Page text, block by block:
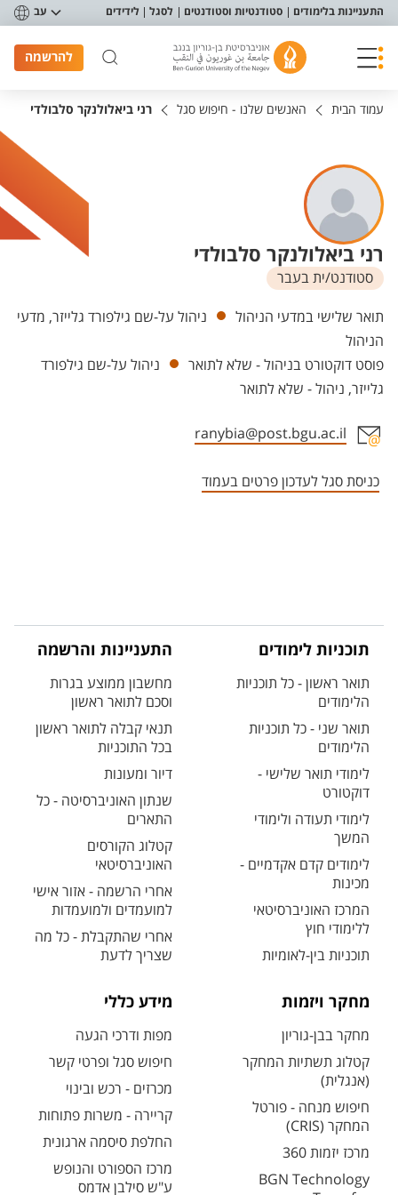
תפריט נגישות
התעניינות בלימודים סטודנטיות וסטודנטים לסגל לידידים עב
להרשמה
עמוד הבית האנשים שלנו - חיפוש סגל רני ביאלולנקר סלבולדי
רני ביאלולנקר סלבולדי
סטודנט/ית בעבר
יחידות
תואר שלישי במדעי הניהול
ניהול על-שם גילפורד גלייזר, מדעי
הניהול
פוסט דוקטורט בניהול - שלא לתואר
ניהול על-שם גילפורד
גלייזר, ניהול - שלא לתואר
ranybia@post.bgu.ac.il
כניסת סגל לעדכון פרטים בעמוד
תוכניות לימודים
תואר ראשון - כל תוכניות
הלימודים
תואר שני - כל תוכניות
הלימודים
לימודי תואר שלישי -
דוקטורט
לימודי תעודה ולימודי
המשך
לימודים קדם אקדמיים -
מכינות
המרכז האוניברסיטאי
ללימודי חוץ
תוכניות בין-לאומיות
התעניינות והרשמה
מחשבון ממוצע בגרות
וסכם לתואר ראשון
תנאי קבלה לתואר ראשון
בכל התוכניות
דיור ומעונות
שנתון האוניברסיטה - כל
התארים
קטלוג הקורסים
האוניברסיטאי
אחרי הרשמה - אזור אישי
למועמדים ולמועמדות
אחרי שהתקבלת - כל מה
שצריך לדעת
מחקר ויזמות
מחקר בבן-גוריון
קטלוג תשתיות המחקר
(אנגלית)
חיפוש מנחה - פורטל
המחקר (CRIS)
מרכז יזמות 360
BGN Technology
מידע כללי
מפות ודרכי הגעה
חיפוש סגל ופרטי קשר
מכרזים - רכש ובינוי
קריירה - משרות פתוחות
החלפת סיסמה ארגונית
מרכז הספורט והנופש
ע"ש סילבן אדמס